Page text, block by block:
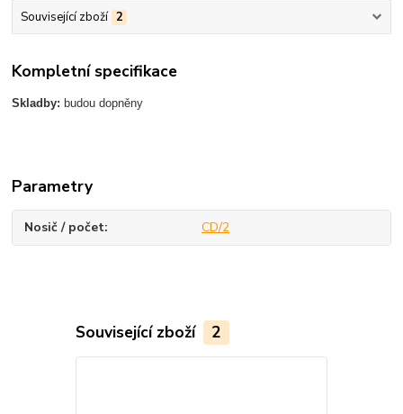
Související zboží 2
Kompletní specifikace
Skladby: budou dopněny
Parametry
Nosič / počet CD/2
Související zboží 2